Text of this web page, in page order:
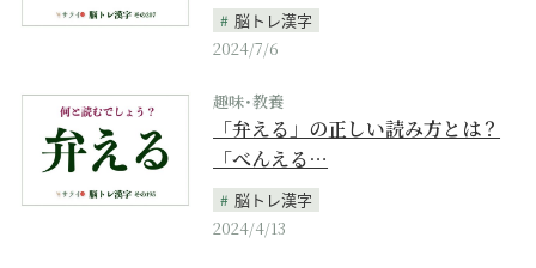
脳トレ漢字
2024/7/6
趣味･教養
「弁える」の正しい読み方とは？
「べんえる…
脳トレ漢字
2024/4/13